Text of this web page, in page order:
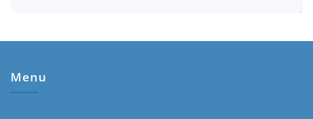
Menu